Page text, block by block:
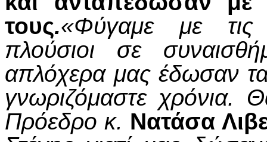
τους.«Φύγαμε με τις
πλούσιοι σε
απλόχερα μας έδωσαν τα
γνωριζόμαστε χρόνια.
Πρόεδρο κ. Νατάσα